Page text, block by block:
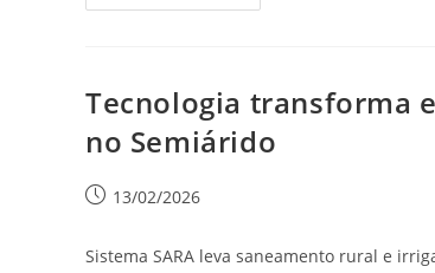
Tecnologia transforma
no Semiárido
13/02/2026
Sistema SARA leva saneamento rural e